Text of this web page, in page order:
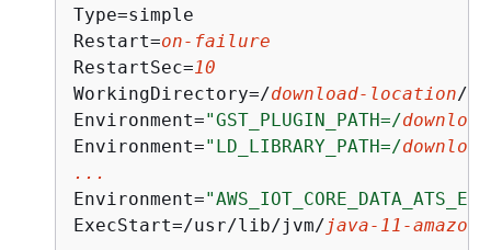
Type=simple
Restart=on-failure
RestartSec=10
WorkingDirectory=/download-location/
Environment="GST_PLUGIN_PATH=/
Environment="LD_LIBRARY_PATH=/
...
Environment=
ExecStart=/usr/lib/jvm/ java-11-